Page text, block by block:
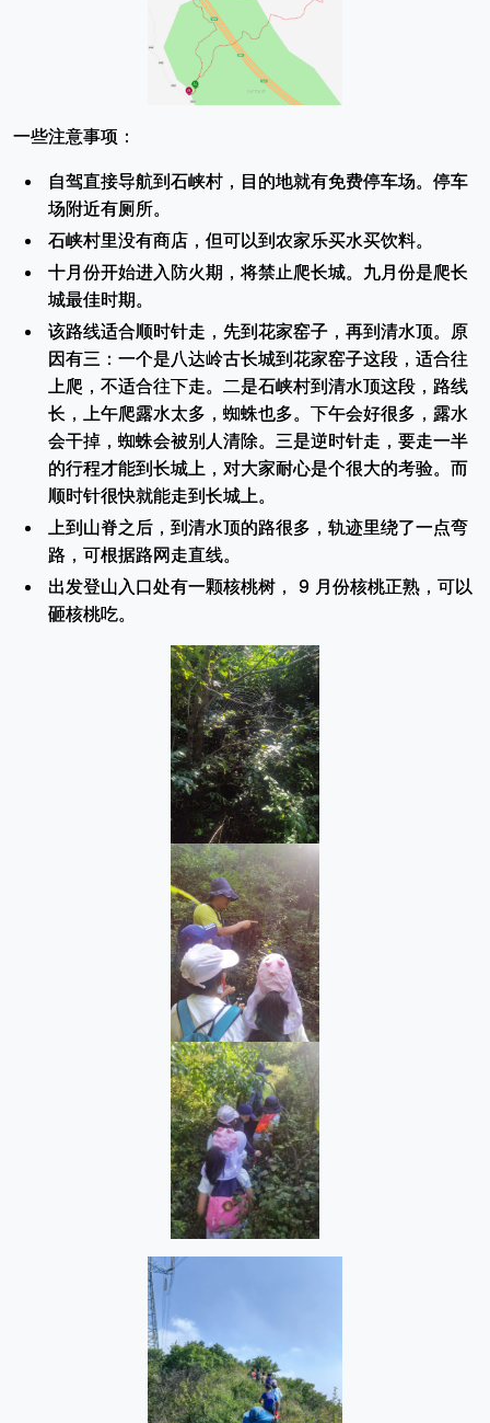
一些注意事项：
自驾直接导航到石峡村，目的地就有免费停车场。停车
场附近有厕所。
石峡村里没有商店，但可以到农家乐买水买饮料。
十月份开始进入防火期，将禁止爬长城。九月份是爬长
城最佳时期。
该路线适合顺时针走，先到花家窑子，再到清水顶。原
因有三：一个是八达岭古长城到花家窑子这段，适合往
上爬，不适合往下走。二是石峡村到清水顶这段，路线
长，上午爬露水太多，蜘蛛也多。下午会好很多，露水
会干掉，蜘蛛会被别人清除。三是逆时针走，要走一半
的行程才能到长城上，对大家耐心是个很大的考验。而
顺时针很快就能走到长城上。
上到山脊之后，到清水顶的路很多，轨迹里绕了一点弯
路，可根据路网走直线。
出发登山入口处有一颗核桃树， 9 月份核桃正熟，可以
砸核桃吃。